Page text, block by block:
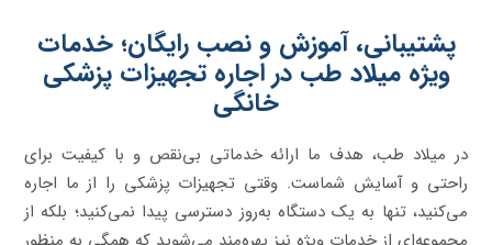
پشتیبانی، آموزش و نصب رایگان؛ خدمات
ویژه میلاد طب در اجاره تجهیزات پزشکی
خانگی
در میلاد طب، هدف ما ارائه خدماتی بی‌نقص و با کیفیت برای
راحتی و آسایش شماست. وقتی تجهیزات پزشکی را از ما اجاره
می‌کنید، تنها به یک دستگاه به‌روز دسترسی پیدا نمی‌کنید؛ بلکه از